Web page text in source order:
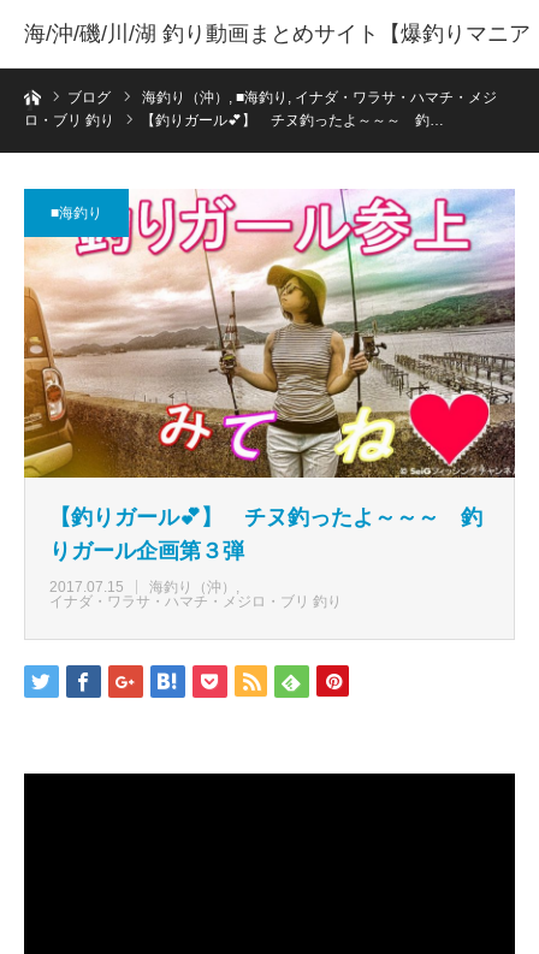
海/沖/磯/川/湖 釣り動画まとめサイト【爆釣りマニア
】ホームブログ 海釣り（沖） , ■海釣り , イナダ・ワラサ・ハマチ・メジ
ロ・ブリ 釣り
【釣りガール💕】 チヌ釣ったよ～～～ 釣…
■海釣り
【釣りガール💕】 チヌ釣ったよ～～～ 釣
りガール企画第３弾
2017.07.15
海釣り（沖）
イナダ・ワラサ・ハマチ・メジロ・ブリ 釣り